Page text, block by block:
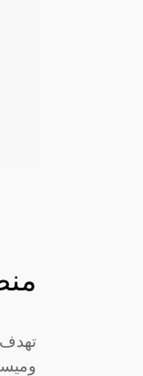
تهدف